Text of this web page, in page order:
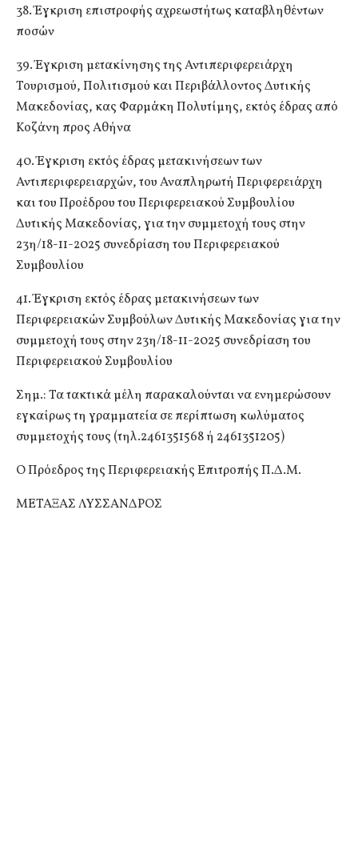
38. Έγκριση επιστροφής αχρεωστήτως καταβληθέντων
ποσών
39. Έγκριση μετακίνησης της Αντιπεριφερειάρχη
Τουρισμού, Πολιτισμού και Περιβάλλοντος Δυτικής
Μακεδονίας, κας Φαρμάκη Πολυτίμης, εκτός έδρας από
Κοζάνη προς Αθήνα
40. Έγκριση εκτός έδρας μετακινήσεων των
Αντιπεριφερειαρχών, του Αναπληρωτή Περιφερειάρχη
και του Προέδρου του Περιφερειακού Συμβουλίου
Δυτικής Μακεδονίας, για την συμμετοχή τους στην
23η/18-11-2025 συνεδρίαση του Περιφερειακού
Συμβουλίου
41. Έγκριση εκτός έδρας μετακινήσεων των
Περιφερειακών Συμβούλων Δυτικής Μακεδονίας για την
συμμετοχή τους στην 23η/18-11-2025 συνεδρίαση του
Περιφερειακού Συμβουλίου
Σημ.: Τα τακτικά μέλη παρακαλούνται να ενημερώσουν
εγκαίρως τη γραμματεία σε περίπτωση κωλύματος
συμμετοχής τους (τηλ.2461351568 ή 2461351205)
Ο Πρόεδρος της Περιφερειακής Επιτροπής Π.Δ.Μ.
ΜΕΤΑΞΑΣ ΛΥΣΣΑΝΔΡΟΣ